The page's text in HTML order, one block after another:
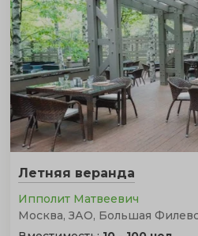
Летняя веранда
Ипполит Матвеевич
Москва, ЗАО, Большая